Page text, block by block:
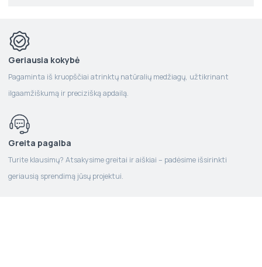
Geriausia kokybė
Pagaminta iš kruopščiai atrinktų natūralių medžiagų, užtikrinant
ilgaamžiškumą ir precizišką apdailą.
Greita pagalba
Turite klausimų? Atsakysime greitai ir aiškiai – padėsime išsirinkti
geriausią sprendimą jūsų projektui.